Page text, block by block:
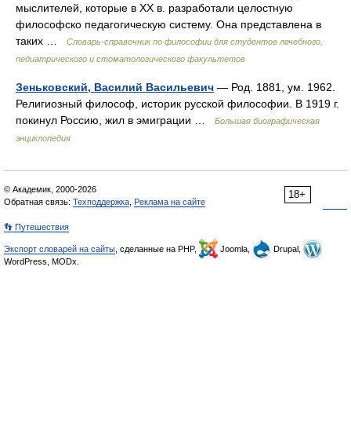
мыслителей, которые в ХХ в. разработали целостную
философско педагогическую систему. Она представлена в
таких …
Словарь-справочник по философии для студентов лечебного,
педиатрического и стоматологического факультетов
Зеньковский, Василий Васильевич — Род. 1881, ум. 1962.
Религиозный философ, историк русской философии. В 1919 г.
покинул Россию, жил в эмиграции …
Большая биографическая
энциклопедия
18+
© Академик, 2000-2026
Обратная связь: Техподдержка Реклама на сайте
👣 Путешествия
Экспорт словарей на сайты , сделанные на PHP, Joomla,
Drupal,
WordPress, MODx.